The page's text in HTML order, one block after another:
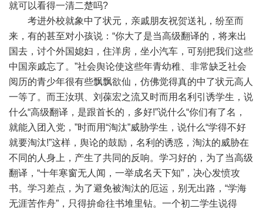
就可以看得一清二楚吗?
考进外校就象中了状元，亲戚朋友祝贺送礼，纷至而
来，有的甚至对小孩说：“你大了是当高级翻译的，将来出
国去，讨个外国媳妇，住洋房，坐小汽车，可别把我们这些
中国亲戚忘了。”社会舆论使这些年青幼稚、非常缺乏社会
阅历的青少年很有些飘飘欲仙，仿佛觉得真的中了状元高人
一等了。而王汝琪、刘葆宏之流又时而用名利引诱学生，说
什么“高级翻译，是跟首长的，多好!”说什么“你们有了名，
就能入团入党，”时而用“淘汰”威胁学生，说什么“学得不好
就要淘汰!”这样，舆论的鼓励，名利的诱惑，淘汰的威胁在
不同的人身上，产生了共同的反响。学习好的，为了当高级
翻译，“十年寒窗无人闻，一举成名天下知”，决心发愤攻
书。学习差点，为了避免被淘汰的厄运，别无出路，“学海
无涯苦作舟”，只得拚命往书堆里钻。一个初二学生说得